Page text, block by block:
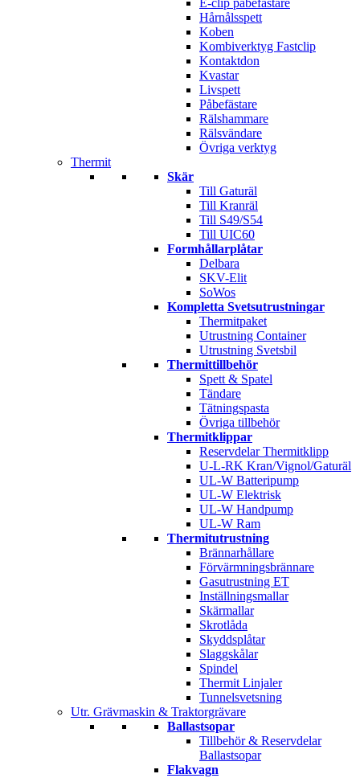
E-clip påbefästare
Hårnålsspett
Koben
Kombiverktyg Fastclip
Kontaktdon
Kvastar
Livspett
Påbefästare
Rälshammare
Rälsvändare
Övriga verktyg
Thermit
Skär
Till Gaturäl
Till Kranräl
Till S49/S54
Till UIC60
Formhållarplåtar
Delbara
SKV-Elit
SoWos
Kompletta Svetsutrustningar
Thermitpaket
Utrustning Container
Utrustning Svetsbil
Thermittillbehör
Spett & Spatel
Tändare
Tätningspasta
Övriga tillbehör
Thermitklippar
Reservdelar Thermitklipp
U-L-RK Kran/Vignol/Gaturäl
UL-W Batteripump
UL-W Elektrisk
UL-W Handpump
UL-W Ram
Thermitutrustning
Brännarhållare
Förvärmningsbrännare
Gasutrustning ET
Inställningsmallar
Skärmallar
Skrotlåda
Skyddsplåtar
Slaggskålar
Spindel
Thermit Linjaler
Tunnelsvetsning
Utr. Grävmaskin & Traktorgrävare
Ballastsopar
Tillbehör & Reservdelar
Ballastsopar
Flakvagn